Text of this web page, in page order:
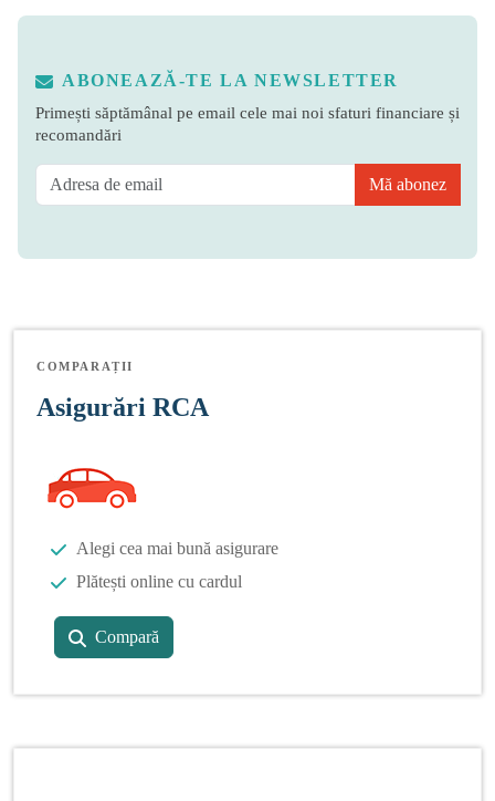
ABONEAZĂ-TE LA NEWSLETTER
Primești săptămânal pe email cele mai noi sfaturi financiare și
recomandări
Mă abonez
COMPARAȚII
Asigurări RCA
Alegi cea mai bună asigurare
Plătești online cu cardul
Compară